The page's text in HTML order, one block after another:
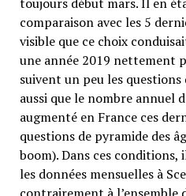
comparaison avec les 5
visible que ce choix
une année 2019 nettement
suivent un peu les
aussi que le nombre annuel
augmenté en France ces
questions de pyramide des
boom). Dans ces
les données mensuelles à
contrairement à l’ensemble